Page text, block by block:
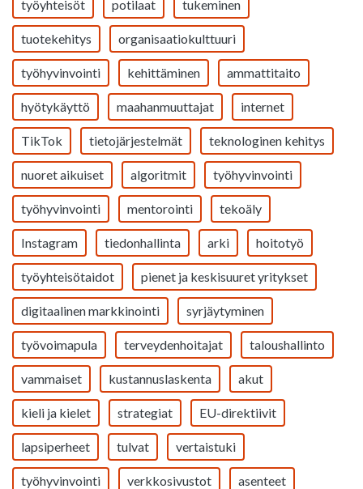
työyhteisöt potilaat tukeminen
tuotekehitys organisaatiokulttuuri
työhyvinvointi kehittäminen ammattitaito
hyötykäyttö maahanmuuttajat internet
TikTok tietojärjestelmät teknologinen kehitys
nuoret aikuiset algoritmit työhyvinvointi
työhyvinvointi mentorointi tekoäly
Instagram tiedonhallinta arki hoitotyö
työyhteisötaidot pienet ja keskisuuret yritykset
digitaalinen markkinointi syrjäytyminen
työvoimapula terveydenhoitajat taloushallinto
vammaiset kustannuslaskenta akut
kieli ja kielet strategiat EU-direktiivit
lapsiperheet tulvat vertaistuki
työhyvinvointi verkkosivustot asenteet